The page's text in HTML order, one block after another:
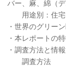
バー、麻、綿（
用途別：住宅
・世界のグリー
・本レポートの
・調査方法と情
調査方法